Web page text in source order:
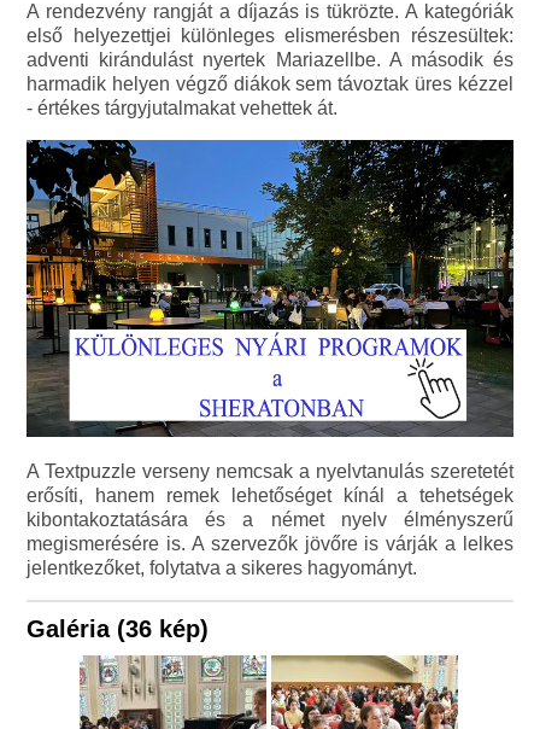
A rendezvény rangját a díjazás is tükrözte. A kategóriák
első helyezettjei különleges elismerésben részesültek:
adventi kirándulást nyertek Mariazellbe. A második és
harmadik helyen végző diákok sem távoztak üres kézzel
- értékes tárgyjutalmakat vehettek át.
A Textpuzzle verseny nemcsak a nyelvtanulás szeretetét
erősíti, hanem remek lehetőséget kínál a tehetségek
kibontakoztatására és a német nyelv élményszerű
megismerésére is. A szervezők jövőre is várják a lelkes
jelentkezőket, folytatva a sikeres hagyományt.
Galéria (36 kép)